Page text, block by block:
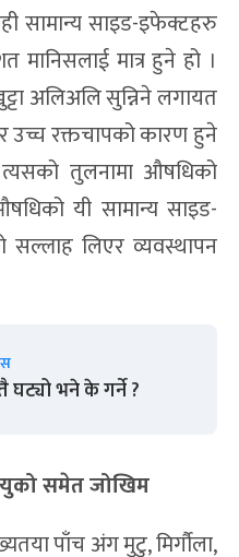
सामान्य साइड-इफेक्टहरु
मानिसलाई मात्र हुने हो ।
अलिअलि सुन्निने लगायत
रक्तचापको कारण हुने
तुलनामा औषधिको
यी सामान्य साइड-
लिएर व्यवस्थापन
घट्यो भने के गर्ने ?
समेत जोखिम
पाँच अंग मुटु, मिर्गौला,